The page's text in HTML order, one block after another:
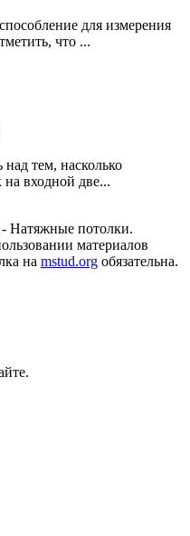
для измерения
что ...
тем, насколько
входной две...
- Натяжные потолки.
материалов
на mstud.org обязательна.